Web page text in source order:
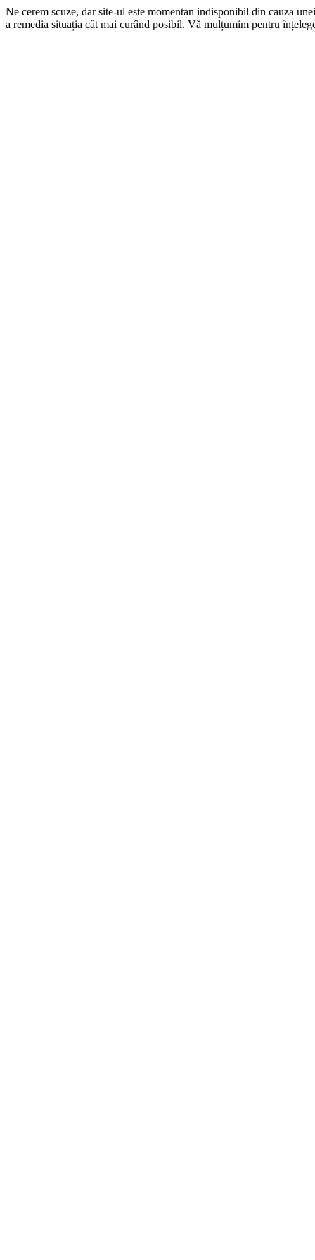
Ne cerem scuze, dar site-ul este momentan indisponibil din cauza
a remedia situația cât mai curând posibil. Vă mulțumim pentru